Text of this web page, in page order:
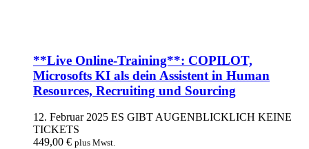
**Live Online-Training**: COPILOT,
Microsofts KI als dein Assistent in Human
Resources, Recruiting und Sourcing
12. Februar 2025 ES GIBT AUGENBLICKLICH KEINE
TICKETS
449,00 € plus Mwst.